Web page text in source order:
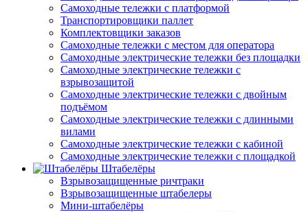
Самоходные тележки с платформой
Транспортировщики паллет
Комплектовщики заказов
Самоходные тележки с местом для оператора
Самоходные электрические тележки без площадки
Самоходные электрические тележки с
взрывозащитой
Самоходные электрические тележки с двойным
подъёмом
Самоходные электрические тележки с длинными
вилами
Самоходные электрические тележки с кабиной
Самоходные электрические тележки с площадкой
Штабелёры
Взрывозащищенные ричтраки
Взрывозащищенные штабелеры
Мини-штабелёры